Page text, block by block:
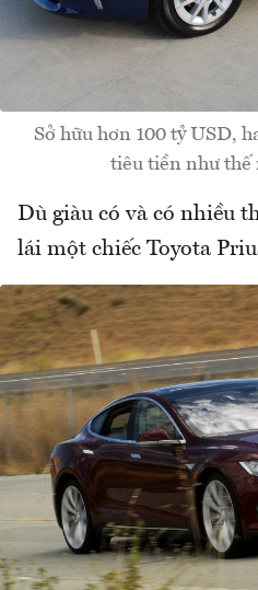
Sở hữu hơn 100 tỷ USD,
tiêu tiền như thế
Dù giàu có và có nhiều
lái một chiếc Toyota